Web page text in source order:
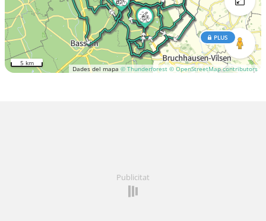
Dades del mapa © Thunderforest © OpenStreetMap contributors
PLUS
5 km
Publicitat